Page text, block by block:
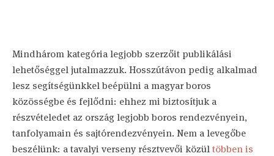
Mindhárom kategória legjobb szerzőit publikálási
lehetőséggel jutalmazzuk. Hosszútávon pedig alkalmad
lesz segítségünkkel beépülni a magyar boros
közösségbe és fejlődni: ehhez mi biztosítjuk a
részvételedet az ország legjobb boros rendezvényein,
tanfolyamain és sajtórendezvényein. Nem a levegőbe
beszélünk: a tavalyi verseny résztvevői közültöbben is